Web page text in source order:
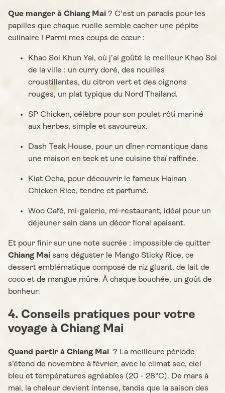
Que manger à Chiang Mai ? C'est un paradis pour les
papilles que chaque ruelle semble cacher une pépite
culinaire ! Parmi mes coups de cœur :
Khao Soi Khun Yai, où j’ai goûté le meilleur Khao Soi
de la ville : un curry doré, des nouilles
croustillantes, du citron vert et des oignons
rouges, un plat typique du Nord Thailand.
SP Chicken, célèbre pour son poulet rôti mariné
aux herbes, simple et savoureux.
Dash Teak House, pour un dîner romantique dans
une maison en teck et une cuisine thaï raffinée.
Kiat Ocha, pour découvrir le fameux Hainan
Chicken Rice, tendre et parfumé.
Woo Café, mi-galerie, mi-restaurant, idéal pour un
déjeuner sain dans un décor floral apaisant.
Et pour finir sur une note sucrée : impossible de quitter
Chiang Mai sans déguster le Mango Sticky Rice, ce
dessert emblématique composé de riz gluant, de lait de
coco et de mangue mûre. À chaque bouchée, un goût de
bonheur.
4. Conseils pratiques pour votre
voyage à Chiang Mai
Quand partir à Chiang Mai ? La meilleure période
s’étend de novembre à février, avec le climat sec, ciel
bleu et températures agréables (20 - 28°C). De mars à
mai, la chaleur devient intense, tandis que la saison des